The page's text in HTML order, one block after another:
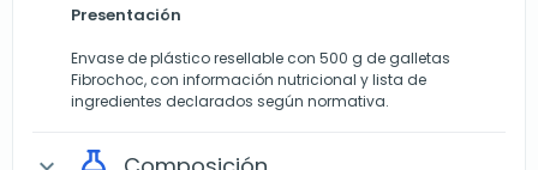
Presentación
Envase de plástico resellable con 500 g de galletas
Fibrochoc, con información nutricional y lista de
ingredientes declarados según normativa.